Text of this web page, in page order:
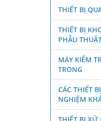
THIẾT BỊ
THIẾT BỊ
PHẪU
MÁY KIỂM
TRONG
CÁC THIẾT
NGHIỆM